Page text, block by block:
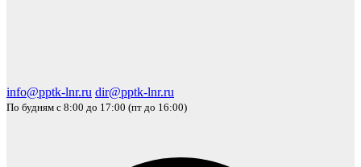
info@pptk-lnr.ru dir@pptk-lnr.ru
По будням с 8:00 до 17:00 (пт до 16:00)